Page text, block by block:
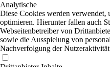
Analytische
Diese Cookies werden verwendet,
optimieren. Hierunter fallen auch
Webseitenbetreiber von
sowie die Ausspielung von
Nachverfolgung der